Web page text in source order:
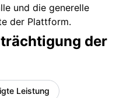
und die generelle
der Plattform.
der
Leistung